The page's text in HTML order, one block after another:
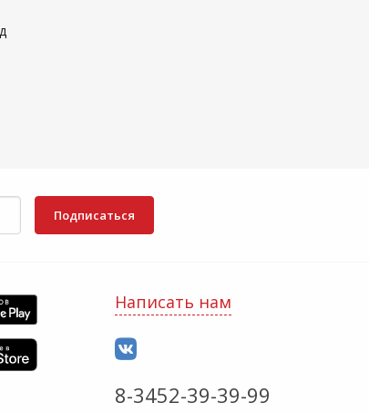
Подписаться
Написать нам
8-3452-39-39-99